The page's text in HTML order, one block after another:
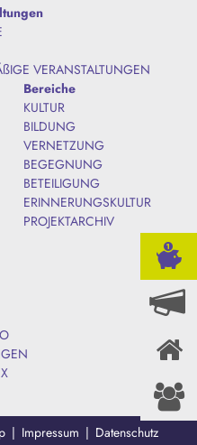
VERANSTALTUNGEN
Bereiche
KULTUR
BILDUNG
VERNETZUNG
BEGEGNUNG
BETEILIGUNG
ERINNERUNGSKULTUR
PROJEKTARCHIV
Impressum Datenschutz